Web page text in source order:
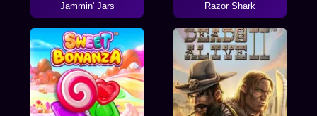
Jammin' Jars Razor Shark